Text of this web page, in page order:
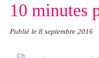
10 minutes
Publié le 8 septembre 2016